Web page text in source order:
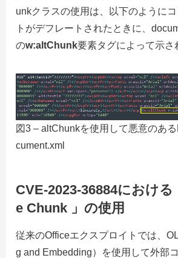
unkクラスの使用は、以下のように
トがデフレートされたときに、
のw:altChunk要素タグによって示さ
図3 – altChunkを使用して悪意のあ
cument.xml
CVE-2023-36884におけ
e Chunk 」の使用
従来のOfficeエクスプロイトでは、
g and Embedding）を使用して外部